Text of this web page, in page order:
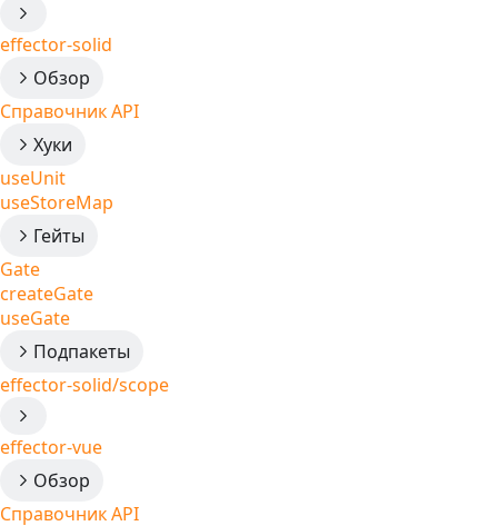
effector-solid
Обзор
Справочник API
Хуки
useUnit
useStoreMap
Гейты
Gate
createGate
useGate
Подпакеты
effector-solid/scope
effector-vue
Обзор
Справочник API